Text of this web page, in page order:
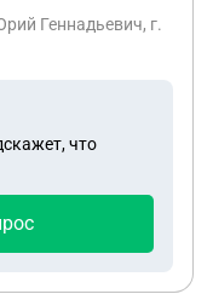
Геннадьевич, г.
что